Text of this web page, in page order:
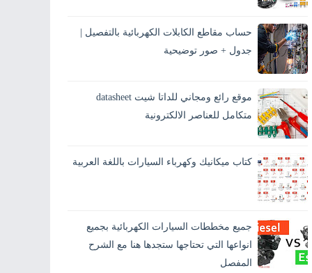
الخاصة بالسيارة، وقد يحدث عطلٍ ما أثناء الطريق
وتكو...
حساب مقاطع الكابلات الكهربائية بالتفصيل |
جدول + صور توضيحية
المنازل أو الكهرباء الصناعية. اختيار مقطع كابل
غير...
موقع رائع ومجاني للداتا شيت datasheet
متكامل للعناصر الالكترونية
كتاب ميكانيك وكهرباء السيارات باللغة العربية
جميع مخططات السيارات الكهربائية بجميع
انواعها التي تحتاجها ستجدها هنا مع الشرح
المفصل